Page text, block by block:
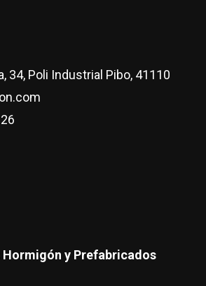
34, Poli Industrial Pibo, 41110
y Prefabricados